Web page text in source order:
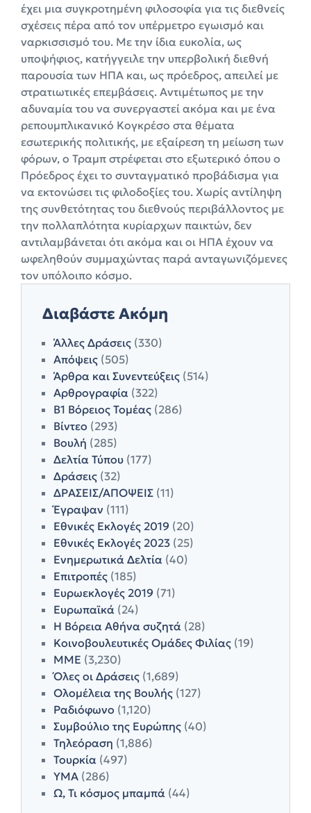
έχει μια συγκροτημένη φιλοσοφία για τις διεθνείς
σχέσεις πέρα από τον υπέρμετρο εγωισμό και
ναρκισσισμό του. Με την ίδια ευκολία, ως
υποψήφιος, κατήγγειλε την υπερβολική διεθνή
παρουσία των ΗΠΑ και, ως πρόεδρος, απειλεί με
στρατιωτικές επεμβάσεις. Αντιμέτωπος με την
αδυναμία του να συνεργαστεί ακόμα και με ένα
ρεπουμπλικανικό Κογκρέσο στα θέματα
εσωτερικής πολιτικής, με εξαίρεση τη μείωση των
φόρων, ο Τραμπ στρέφεται στο εξωτερικό όπου ο
Πρόεδρος έχει το συνταγματικό προβάδισμα για
να εκτονώσει τις φιλοδοξίες του. Χωρίς αντίληψη
της συνθετότητας του διεθνούς περιβάλλοντος με
την πολλαπλότητα κυρίαρχων παικτών, δεν
αντιλαμβάνεται ότι ακόμα και οι ΗΠΑ έχουν να
ωφεληθούν συμμαχώντας παρά ανταγωνιζόμενες
τον υπόλοιπο κόσμο.
Διαβάστε Ακόμη
Άλλες Δράσεις (330)
Απόψεις (505)
Άρθρα και Συνεντεύξεις (514)
Αρθρογραφία (322)
Β1 Βόρειος Τομέας (286)
Βίντεο (293)
Βουλή (285)
Δελτία Τύπου (177)
Δράσεις (32)
ΔΡΑΣΕΙΣ/ΑΠΟΨΕΙΣ (11)
Έγραψαν (111)
Εθνικές Εκλογές 2019 (20)
Εθνικές Εκλογές 2023 (25)
Ενημερωτικά Δελτία (40)
Επιτροπές (185)
Ευρωεκλογές 2019 (71)
Ευρωπαϊκά (24)
Η Βόρεια Αθήνα συζητά (28)
Κοινοβουλευτικές Ομάδες Φιλίας (19)
ΜΜΕ (3,230)
Όλες οι Δράσεις (1,689)
Ολομέλεια της Βουλής (127)
Ραδιόφωνο (1,120)
Συμβούλιο της Ευρώπης (40)
Τηλεόραση (1,886)
Τουρκία (497)
ΥΜΑ (286)
Ω, Τι κόσμος μπαμπά (44)